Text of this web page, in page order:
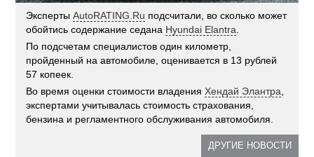
ЭкспертыAutoRATING.Ru подсчитали, во сколько может
обойтись содержание седана Hyundai Elantra
По подсчетам специалистов один километр,
пройденный на автомобиле, оценивается в 13 рублей
57 копеек.
Во время оценки стоимости владения Хендай Элантра
экспертами учитывалась стоимость страхования,
бензина и регламентного обслуживания автомобиля.
ДРУГИЕ НОВОСТИ